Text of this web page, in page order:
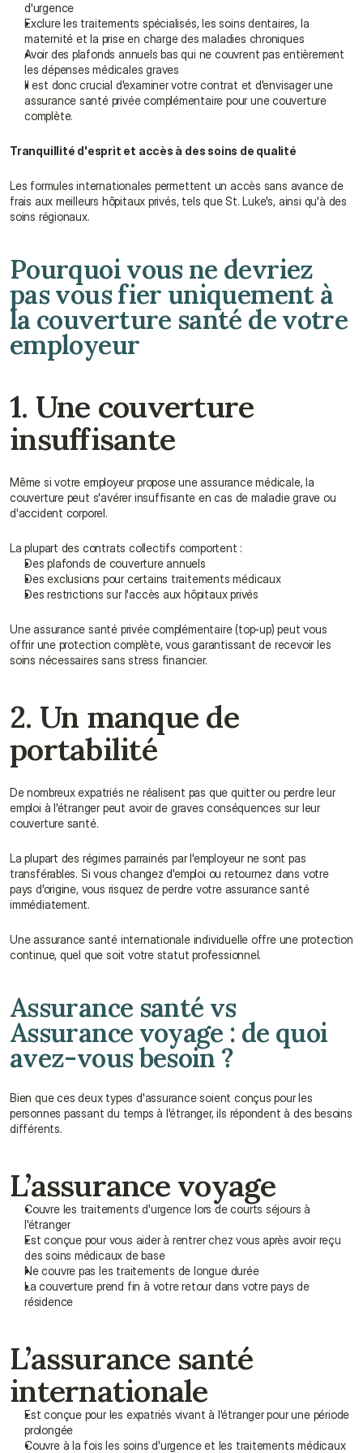
d'urgence
Exclure les traitements spécialisés, les soins dentaires, la
maternité et la prise en charge des maladies chroniques
Avoir des plafonds annuels bas qui ne couvrent pas entièrement
les dépenses médicales graves
Il est donc crucial d'examiner votre contrat et d'envisager une
assurance santé privée complémentaire pour une couverture
complète.
Tranquillité d'esprit et accès à des soins de qualité
Les formules internationales permettent un accès sans avance de
frais aux meilleurs hôpitaux privés, tels que St. Luke's, ainsi qu'à des
soins régionaux.
Pourquoi vous ne devriez
pas vous fier uniquement à
la couverture santé de votre
employeur
1. Une couverture
insuffisante
Même si votre employeur propose une assurance médicale, la
couverture peut s'avérer insuffisante en cas de maladie grave ou
d'accident corporel.
La plupart des contrats collectifs comportent :
Des plafonds de couverture annuels
Des exclusions pour certains traitements médicaux
Des restrictions sur l'accès aux hôpitaux privés
Une assurance santé privée complémentaire (top-up) peut vous
offrir une protection complète, vous garantissant de recevoir les
soins nécessaires sans stress financier.
2. Un manque de
portabilité
De nombreux expatriés ne réalisent pas que quitter ou perdre leur
emploi à l'étranger peut avoir de graves conséquences sur leur
couverture santé.
La plupart des régimes parrainés par l'employeur ne sont pas
transférables. Si vous changez d'emploi ou retournez dans votre
pays d'origine, vous risquez de perdre votre assurance santé
immédiatement.
Une assurance santé internationale individuelle offre une protection
continue, quel que soit votre statut professionnel.
Assurance santé vs
Assurance voyage : de quoi
avez-vous besoin ?
Bien que ces deux types d'assurance soient conçus pour les
personnes passant du temps à l'étranger, ils répondent à des besoins
différents.
L’assurance voyage
Couvre les traitements d'urgence lors de courts séjours à
l'étranger
Est conçue pour vous aider à rentrer chez vous après avoir reçu
des soins médicaux de base
Ne couvre pas les traitements de longue durée
La couverture prend fin à votre retour dans votre pays de
résidence
L’assurance santé
internationale
Est conçue pour les expatriés vivant à l'étranger pour une période
prolongée
Couvre à la fois les soins d'urgence et les traitements médicaux